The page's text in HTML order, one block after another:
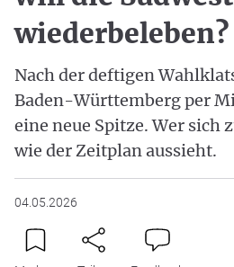
wiederbeleben?
Nach der deftigen
Baden-Württemberg per
eine neue Spitze. Wer sich
wie der Zeitplan aussieht.
04.05.2026